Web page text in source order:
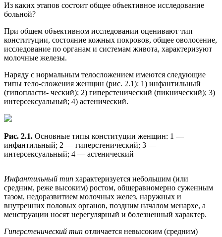
Из каких этапов состоит общее объективное исследование
больной?
При общем объективном исследовании оценивают тип
конституции, состояние кожных покровов, общее оволосение,
исследование по органам и системам живота, характеризуют
молочные железы.
Наряду с нормальным телосложением имеются следующие
типы тело-сложения женщин (рис. 2.1): 1) инфантильный
(гипопласти- ческий); 2) гиперстенический (пикнический); 3)
интерсексуальный; 4) астенический.
Рис. 2.1. Основные типы конституции женщин: 1 —
инфантильный; 2 — гиперстенический; 3 —
интерсексуальный; 4 — астенический
Инфантильный тип характеризуется небольшим (или
средним, реже высоким) ростом, общеравномерно суженным
тазом, недоразвитием молочных желез, наружных и
внутренних половых органов, поздним началом менархе, а
менструации носят нерегулярный и болезненный характер.
Гиперстенический тип отличается невысоким (средним)